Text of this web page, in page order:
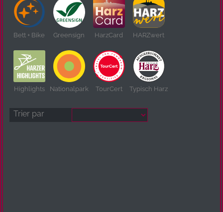
Bett + Bike Greensign HarzCard HARZwert
Highlights Nationalpark TourCert Typisch Harz
Trier par